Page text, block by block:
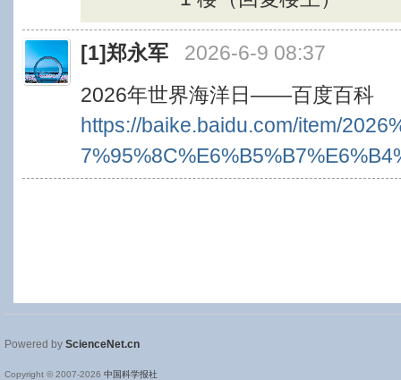
[1]郑永军
2026-6-9 08:37
2026年世界海洋日——百度百科
https://baike.baidu.com/item/
Powered by ScienceNet.cn
Copyright © 2007-2026 中国科学报社